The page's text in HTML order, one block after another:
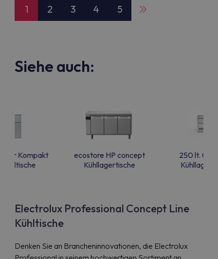
1 2 3 4 5
Siehe auch:
für Kompakt
ecostore HP concept
Kühllagertische
250 lt.
Electrolux Professional Concept Line
Kühltische
Denken Sie an Brancheninnovationen, die Electrolux